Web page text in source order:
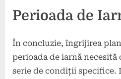
Perioada de
În concluzie, îngrijirea
perioada de iarnă necesită
serie de condiții specifice.